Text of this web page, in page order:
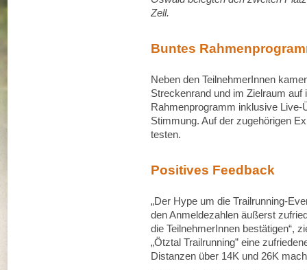
Zell.
Buntes
Neben den TeilnehmerInnen
Streckenrand und im Zielraum
Rahmenprogramm inklusive
Stimmung. Auf der zugehörigen
testen.
Positives Feedback
„Der Hype um die Trailrunning-
den Anmeldezahlen äußerst
die TeilnehmerInnen bestätigen“,
„Ötztal Trailrunning” eine
Distanzen über 14K und 26K